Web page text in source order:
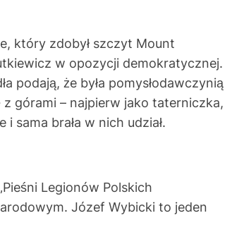
który zdobył szczyt Mount
w opozycji demokratycznej.
podają, że była pomysłodawczynią
górami – najpierw jako taterniczka,
sama brała w nich udział.
Legionów Polskich
Józef Wybicki to jeden